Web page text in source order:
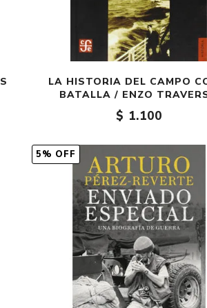
LA HISTORIA DEL CAMPO
BATALLA / ENZO
$ 1.100
5% OFF